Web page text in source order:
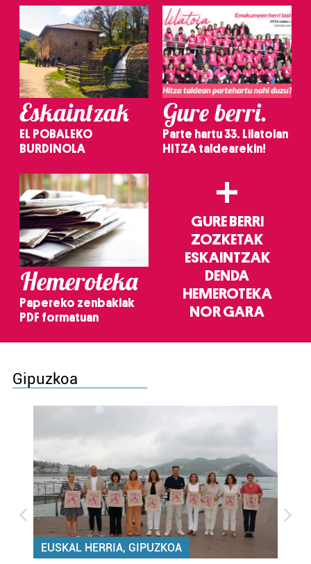
Eskaintzak
EL POBALEKO
BURDINOLA
Gure berri.
Parte hartu 33. Lilatoian
HITZA taldearekin!
Hemeroteka
Papereko zenbakiak
PDF formatuan
+
GURE BERRI
ZOZKETAK
ESKAINTZAK
DENDA
HEMEROTEKA
NOR GARA
Gipuzkoa
EUSKAL HERRIA, GIPUZKOA